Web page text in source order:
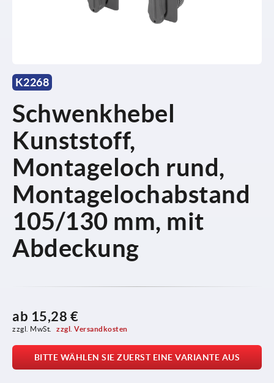
K2268
Schwenkhebel
Kunststoff,
Montageloch rund,
Montagelochabstand
105/130 mm, mit
Abdeckung
ab 15,28 €
zzgl. MwSt. zzgl. Versandkosten
BITTE WÄHLEN SIE ZUERST EINE VARIANTE AUS